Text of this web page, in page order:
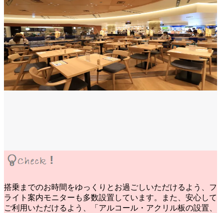
搭乗までのお時間をゆっくりとお過ごしいただけるよう、フ
ライト案内モニターも多数設置しています。また、安心して
ご利用いただけるよう、「アルコール・アクリル板の設置、